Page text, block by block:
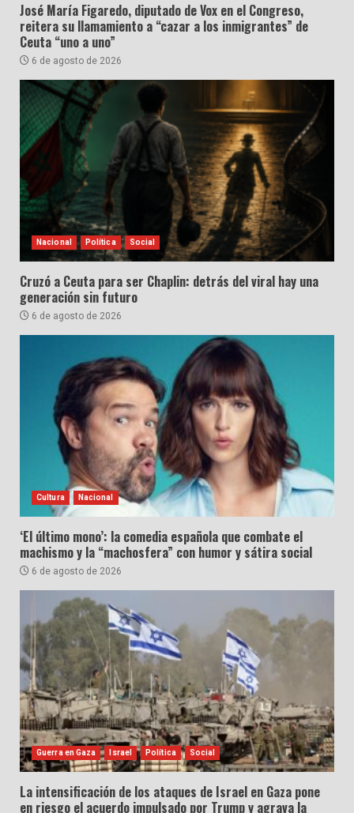
José María Figaredo, diputado de Vox en el Congreso,
reitera su llamamiento a “cazar a los inmigrantes” de
Ceuta “uno a uno”
6 de agosto de 2026
Nacional Política Social
Cruzó a Ceuta para ser Chaplin: detrás del viral hay una
generación sin futuro
6 de agosto de 2026
Cultura Nacional
‘El último mono’: la comedia española que combate el
machismo y la “machosfera” con humor y sátira social
6 de agosto de 2026
Guerra en Gaza Israel Política Social
La intensificación de los ataques de Israel en Gaza pone
en riesgo el acuerdo impulsado por Trump y agrava la